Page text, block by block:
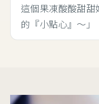
這個果凍酸酸甜
的『小點心』～」